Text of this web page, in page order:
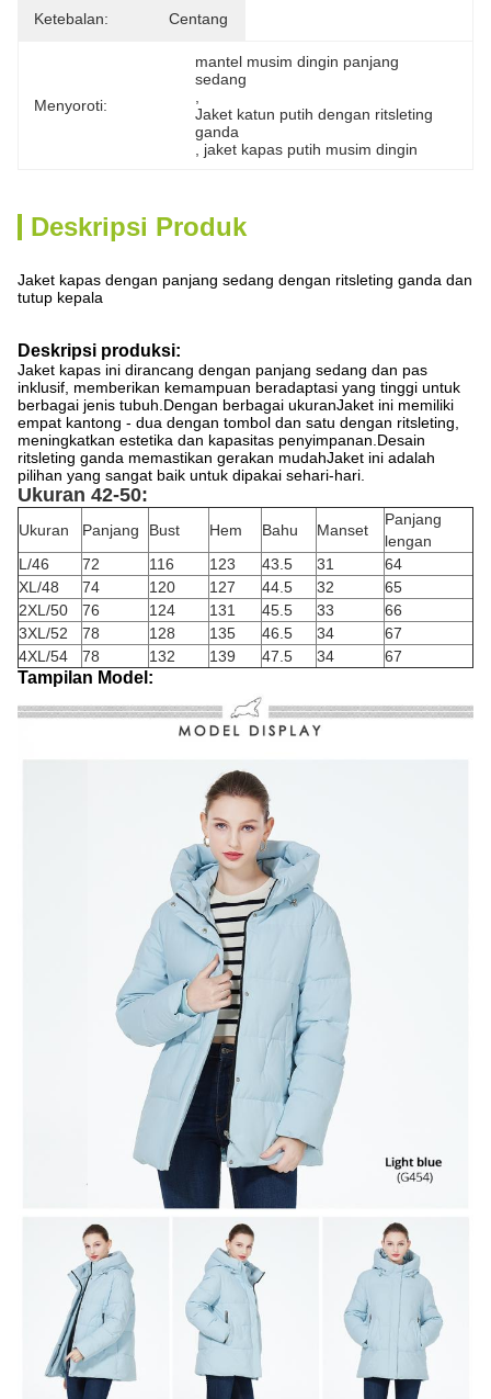
Ketebalan: Centang
Menyoroti:
mantel musim dingin panjang
sedang
Jaket katun putih dengan ritsleting
ganda
jaket kapas putih musim dingin
Deskripsi Produk
Jaket kapas dengan panjang sedang dengan ritsleting ganda dan
tutup kepala
Deskripsi produksi:
Jaket kapas ini dirancang dengan panjang sedang dan pas
inklusif, memberikan kemampuan beradaptasi yang tinggi untuk
berbagai jenis tubuh.Dengan berbagai ukuranJaket ini memiliki
empat kantong - dua dengan tombol dan satu dengan ritsleting,
meningkatkan estetika dan kapasitas penyimpanan.Desain
ritsleting ganda memastikan gerakan mudahJaket ini adalah
pilihan yang sangat baik untuk dipakai sehari-hari.
Ukuran 42-50:
Ukuran Panjang Bust Hem Bahu Manset
Panjang
lengan
L/46
72 116 123 43.5 31
64
XL/48
74 120 127 44.5 32
65
2XL/50
76 124 131 45.5 33
66
3XL/52
78 128 135 46.5 34
67
4XL/54
78 132 139 47.5 34 67
Tampilan Model: